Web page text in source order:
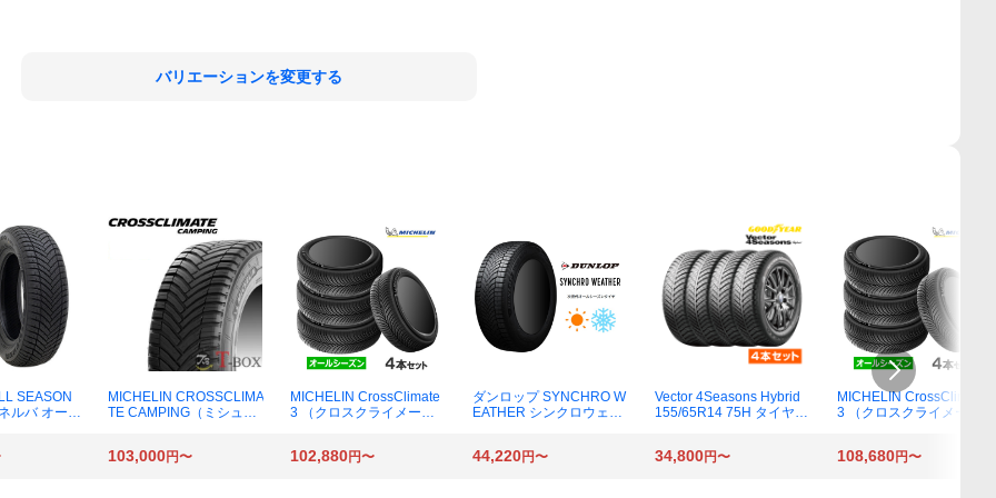
バリエーションを変更する
SEASON
ルバ オール
MICHELIN CROSSCLIMA
TE CAMPING（ミシュラ
CP 109/107R オールシー
MICHELIN CrossClimate
3 （クロスクライメート
本
ダンロップ SYNCHRO W
EATHER シンクロウェザ
Vector 4Seasons Hybrid
155/65R14 75H タイヤ×4
MICHELIN CrossClimate
3 （クロスクライメート
本
103,000円〜 102,880円〜 44,220円〜 34,800円〜 108,680円〜